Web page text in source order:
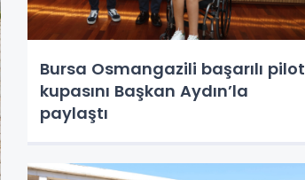
Bursa Osmangazili başarılı pilot
kupasını Başkan Aydın’la
paylaştı